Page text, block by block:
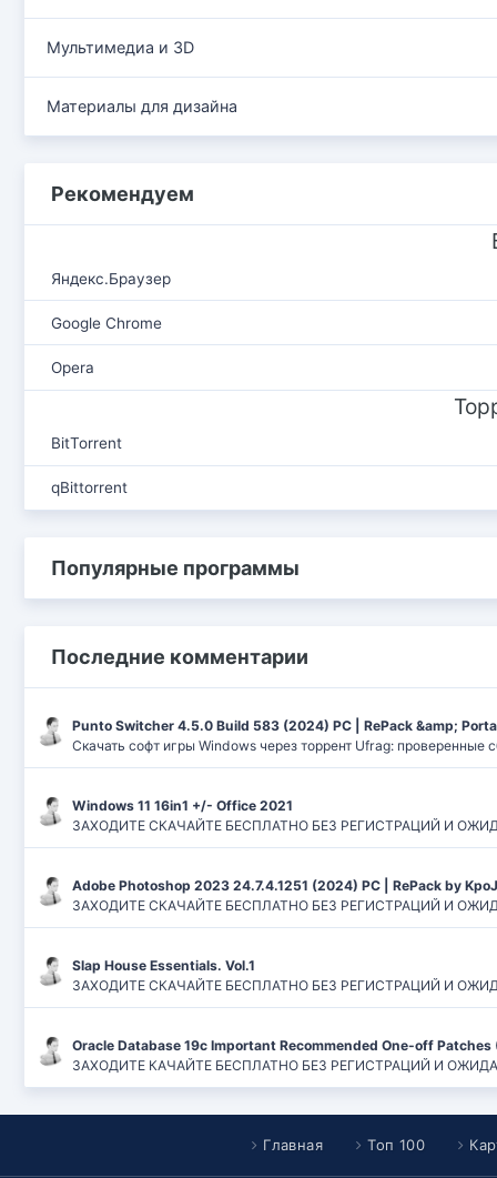
Мультимедиа и 3D
Материалы для дизайна
Рекомендуем
Яндекс.Браузер
Google Chrome
Opera
BitTorrent
qBittorrent
Популярные программы
Последние комментарии
Punto Switcher 4.5.0 Build 583 (2024) РС | RePack &amp;
Скачать софт игры Windows через торрент Ufrag: проверенные
Windows 11 16in1 +/- Office 2021
ЗАХОДИТЕ СКАЧАЙТЕ БЕСПЛАТНО БЕЗ РЕГИСТРАЦИЙ И
Adobe Photoshop 2023 24.7.4.1251 (2024) PC | RePack by
ЗАХОДИТЕ СКАЧАЙТЕ БЕСПЛАТНО БЕЗ РЕГИСТРАЦИЙ И
Slap House Essentials. Vol.1
ЗАХОДИТЕ СКАЧАЙТЕ БЕСПЛАТНО БЕЗ РЕГИСТРАЦИЙ И
Oracle Database 19c Important Recommended One-off Patches
ЗАХОДИТЕ КАЧАЙТЕ БЕСПЛАТНО БЕЗ РЕГИСТРАЦИЙ И
Главная Топ 100